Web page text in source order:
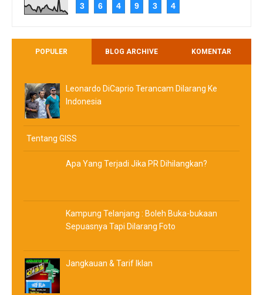
3 6 4 9 3 4
POPULER BLOG ARCHIVE KOMENTAR
Leonardo DiCaprio Terancam Dilarang Ke
Indonesia
Tentang GISS
Apa Yang Terjadi Jika PR Dihilangkan?
Kampung Telanjang : Boleh Buka-bukaan
Sepuasnya Tapi Dilarang Foto
Jangkauan & Tarif Iklan